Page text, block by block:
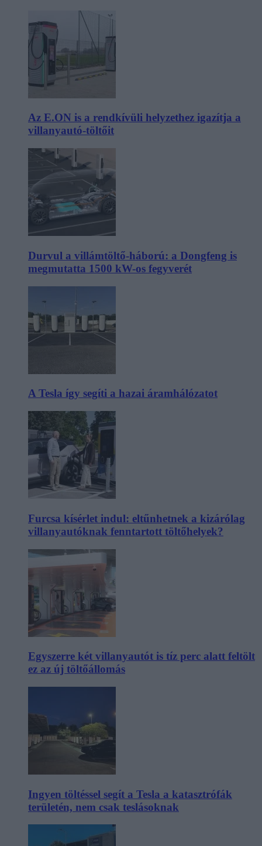
Az E.ON is a rendkívüli helyzethez igazítja a
villanyautó-töltőit
Durvul a villámtöltő-háború: a Dongfeng is
megmutatta 1500 kW-os fegyverét
A Tesla így segíti a hazai áramhálózatot
Furcsa kísérlet indul: eltűnhetnek a kizárólag
villanyautóknak fenntartott töltőhelyek?
Egyszerre két villanyautót is tíz perc alatt feltölt
ez az új töltőállomás
Ingyen töltéssel segít a Tesla a katasztrófák
területén, nem csak teslásoknak